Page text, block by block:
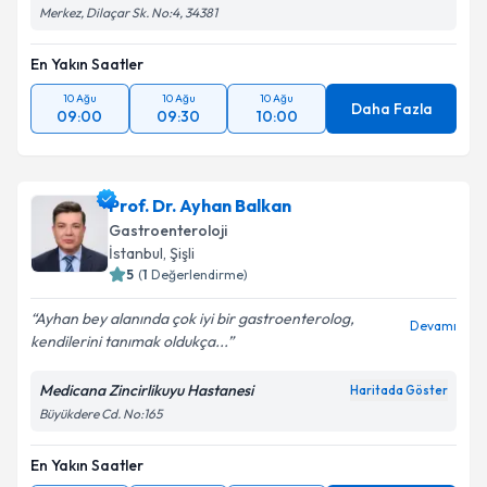
Merkez, Dilaçar Sk. No:4, 34381
En Yakın Saatler
10 Ağu
09:00
10 Ağu
09:30
10 Ağu
10:00 Daha Fazla
Prof. Dr. Ayhan Balkan
Gastroenteroloji
İstanbul, Şişli
5 (1 Değerlendirme)
Ayhan bey alanında çok iyi bir gastroenterolog,
kendilerini tanımak oldukça...
Devamı
Medicana Zincirlikuyu Hastanesi Haritada Göster
Büyükdere Cd. No:165
En Yakın Saatler